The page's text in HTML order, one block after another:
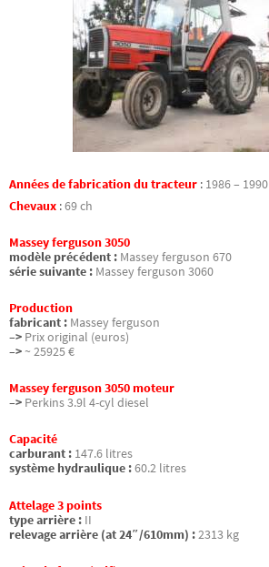
Années de fabrication du tracteur : 1986 – 1990
Chevaux :69 ch
Massey ferguson 3050
modèle précédent : Massey ferguson 670
série suivante : Massey ferguson 3060
Production
fabricant : Massey ferguson
–> Prix original (euros)
–> ~ 25925 €
Massey ferguson 3050 moteur
–> Perkins 3.9l 4-cyl diesel
Capacité
carburant : 147.6 litres
système hydraulique :60.2 litres
Attelage 3 points
type arrière : II
relevage arrière (at 24″/610mm) :2313 kg